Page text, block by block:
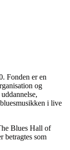
Fonden er en
og
i live
Blues Hall of
betragtes som